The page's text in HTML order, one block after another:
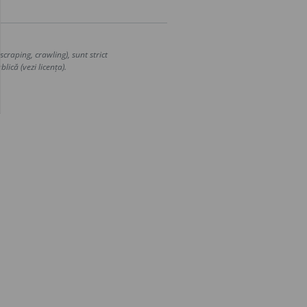
crawling), sunt strict
(vezi licența).